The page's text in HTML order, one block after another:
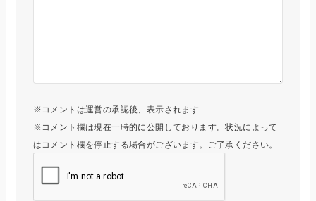
※コメントは運営の承認後、表示されます
※コメント欄は現在一時的に公開しております。状況によって
はコメント欄を停止する場合がございます。ご了承ください。